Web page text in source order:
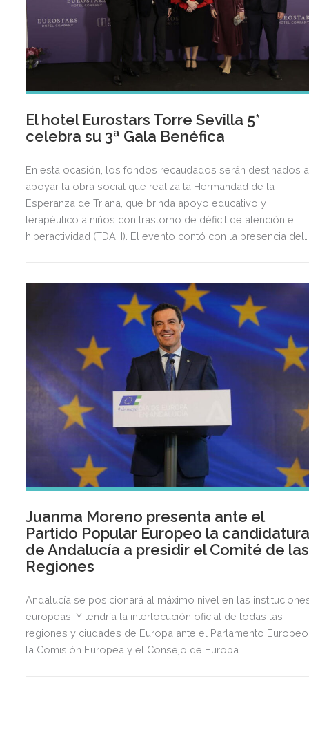
El hotel Eurostars Torre Sevilla 5*
celebra su 3ª Gala Benéfica
En esta ocasión, los fondos recaudados serán destinados a
apoyar la obra social que realiza la Hermandad de la
Esperanza de Triana, que brinda apoyo educativo y
terapéutico a niños con trastorno de déficit de atención e
hiperactividad (TDAH). El evento contó con la presencia del
Arenas Bocanegra; del consejero de Turismo y Andalucía
Exterior, Arturo Bernal Bergua; y la delegada Territorial de
Turismo, Cultura y Deporte en Sevilla, Carmen Ortiz Laynez.
Por parte del Ayuntamiento de Sevilla asistieron Mª
Encarnación Sánchez Ortiz, coordinadora del Área de
de Atención Preferente y Derechos Sociales y Rosa Mª
Siverio Pérez, directora general de la misma área.
Juanma Moreno presenta ante el
Partido Popular Europeo la
de Andalucía a presidir el Comité de las
Regiones
Andalucía se posicionará al máximo nivel en las
europeas. Y tendría la interlocución oficial de todas las
regiones y ciudades de Europa ante el Parlamento
la Comisión Europea y el Consejo de Europa.